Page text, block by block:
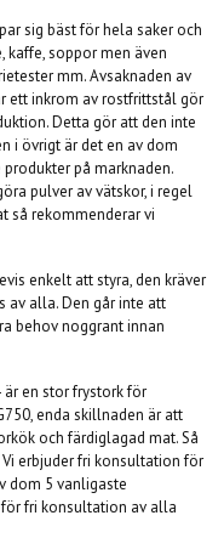
sig bäst för hela saker och
kaffe, soppor men även
mm. Avsaknaden av
ett inkrom av rostfrittstål gör
Detta gör att den inte
i övrigt är det en av dom
på marknaden.
pulver av vätskor, i regel
så rekommenderar vi
enkelt att styra, den kräver
av alla. Den går inte att
behov noggrant innan
är en stor frystork för
enda skillnaden är att
och färdiglagad mat. Så
erbjuder fri konsultation för
dom 5 vanligaste
fri konsultation av alla